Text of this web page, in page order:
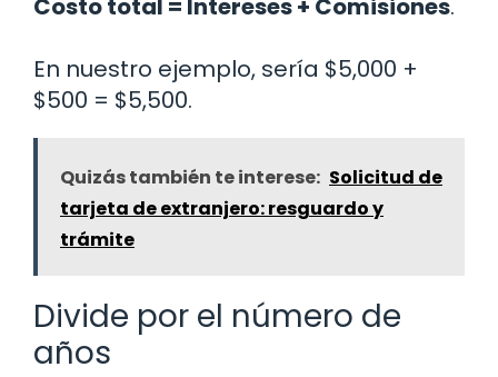
Costo total = Intereses + Comisiones.
En nuestro ejemplo, sería $5,000 +
$500 = $5,500.
Quizás también te interese: Solicitud de
tarjeta de extranjero: resguardo y
trámite
Divide por el número de
años